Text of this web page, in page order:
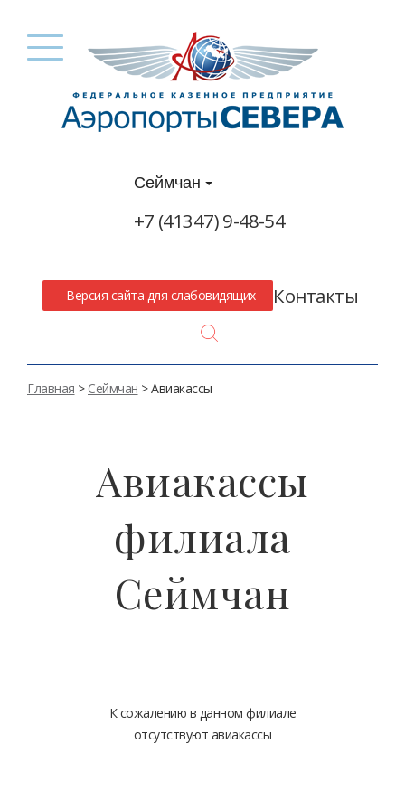
Сеймчан
+7 (41347) 9-48-54
Версия сайта для слабовидящих Контакты
Главная > Сеймчан > Авиакассы
Авиакассы
филиала
Сеймчан
К сожалению в данном филиале
отсутствуют авиакассы